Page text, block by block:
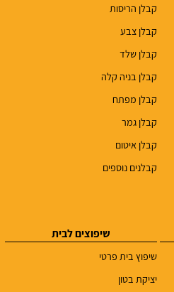
קבלן הריסות
קבלן צבע
קבלן שלד
קבלן בניה קלה
קבלן מפתח
קבלן גמר
קבלן איטום
קבלנים נוספים
שיפוצים לבית
שיפוץ בית פרטי
יציקת בטון